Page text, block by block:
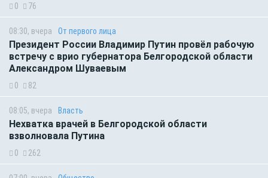
0 76
08:30, вчера От первого лица
Президент России Владимир Путин провёл рабочую
встречу с врио губернатора Белгородской области
Александром Шуваевым
0 82
08:05, вчера Власть
Нехватка врачей в Белгородской области
взволновала Путина
0 262